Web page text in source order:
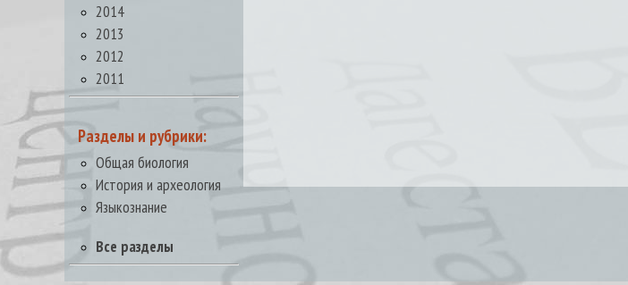
2014
2013
2012
2011
Разделы и рубрики:
Общая биология
История и археология
Языкознание
Все разделы